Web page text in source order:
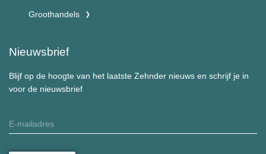
Groothandels
Nieuwsbrief
Blijf op de hoogte van het laatste Zehnder nieuws en schrijf je in
voor de nieuwsbrief